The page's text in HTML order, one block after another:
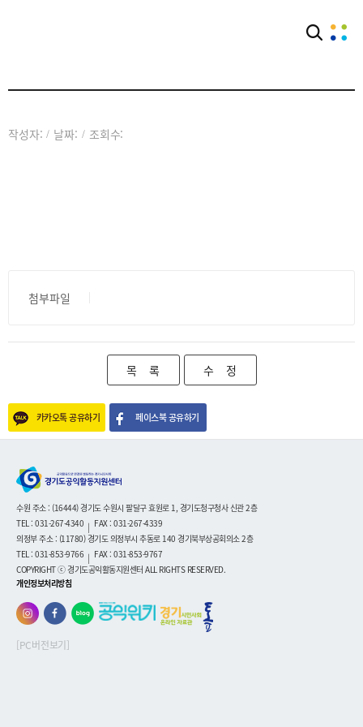
작성자: / 날짜: / 조회수:
첨부파일
카카오톡 공유하기 페이스북 공유하기
목 록 수 정
수원 주소 : (16444) 경기도 수원시 팔달구 효원로 1, 경기도청구청사 신관 2층
TEL : 031-267-4340 | FAX : 031-267-4339
의정부 주소 : (11780) 경기도 의정부시 추동로 140 경기북부상공회의소 2층
TEL : 031-853-9766 | FAX : 031-853-9767
COPYRIGHT ⓒ 경기도공익활동지원센터 ALL RIGHTS RESERVED.
개인정보처리방침
[PC버전보기]